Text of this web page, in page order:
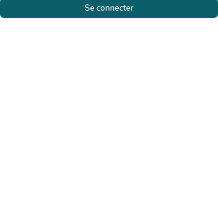
Se connecter